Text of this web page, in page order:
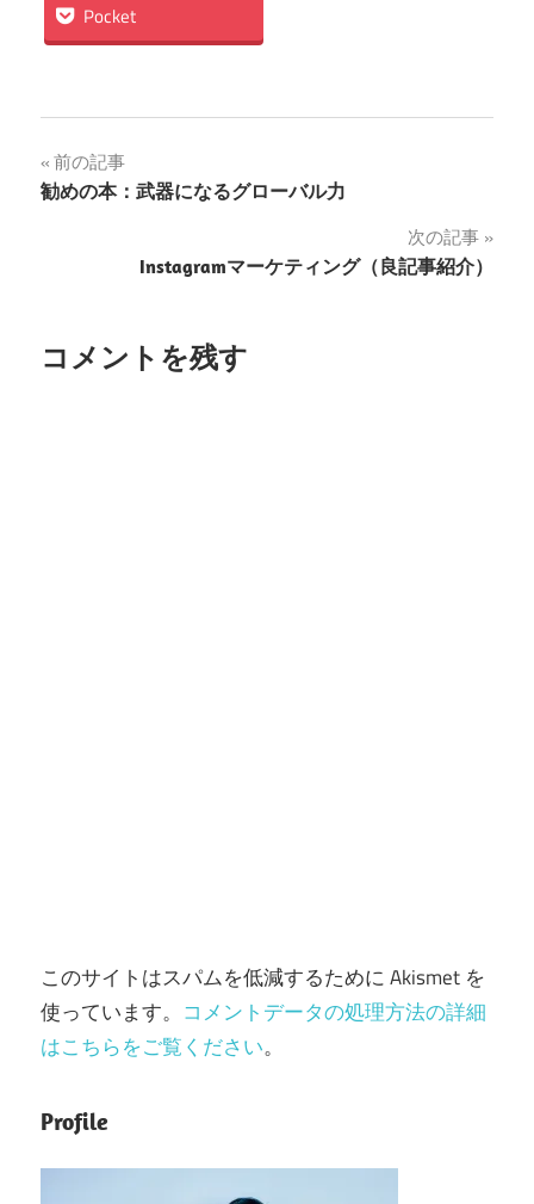
Pocket
投
稿
ゲ
前の記事
勧めの本：武器になるグローバル力
次の記事
Instagramマーケティング（良記事紹介）
コメントを残す
このサイトはスパムを低減するために Akismet を
使っています。 コメントデータの処理方法の詳細
はこちらをご覧ください。
Profile